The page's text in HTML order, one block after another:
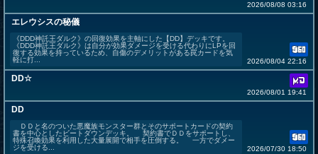
2026/08/08 03:16
エレウシスの秘儀
《DDD神託王ダルク》の回復効果を主軸にした【DD】デッキです。
《DDD神託王ダルク》は自分が効果ダメージを受ける代わりにLPを回
復する効果を持っているため、自傷のデメリットがある罠カードを気
軽に打...
2026/08/04 22:16
DD☆
2026/08/01 19:41
DD
ＤＤと名のついた悪魔族モンスター群とそのサポートカードの契約
書を中心としたビートダウンデッキ。 契約書でＤＤをサポートし、
特殊召喚効果を利用した大量展開で相手を圧倒する。 一方でダメー
ジを受ける...
2026/07/30 18:50